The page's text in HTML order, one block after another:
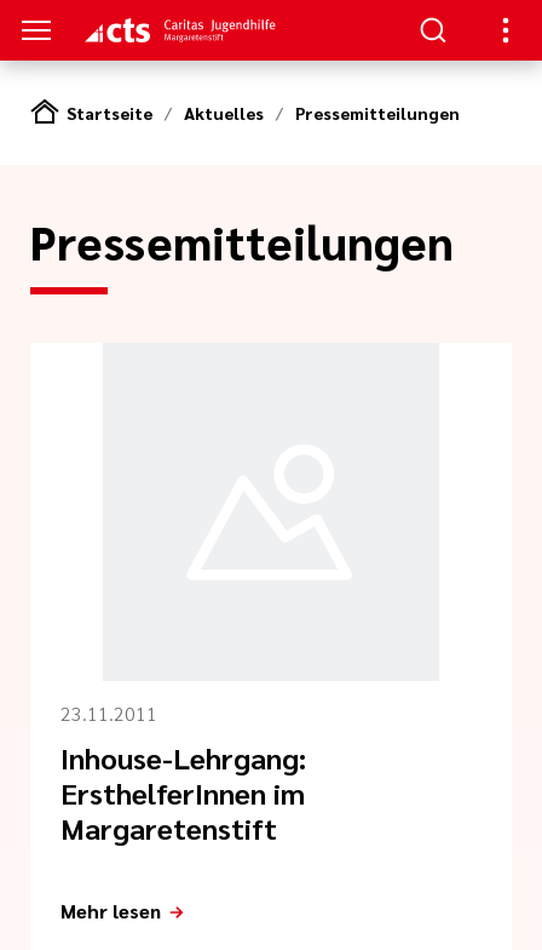
Startseite Aktuelles Pressemitteilungen
Pressemitteilungen
23.11.2011
Inhouse-Lehrgang:
ErsthelferInnen im
Margaretenstift
Mehr lesen